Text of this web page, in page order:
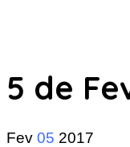
5 de
Fev 05 2017